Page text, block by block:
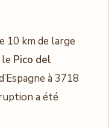
10 km de large
Pico del
à 3718
a été